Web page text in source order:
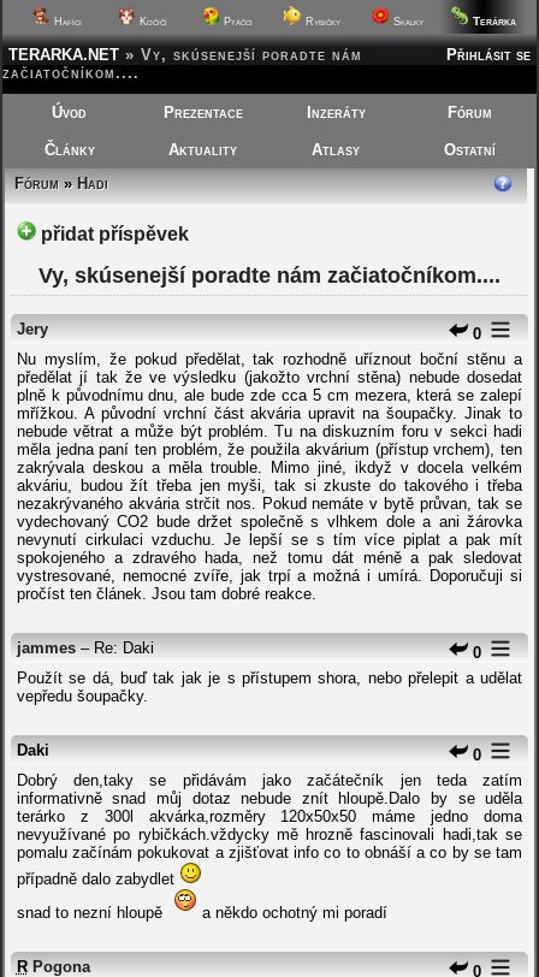
Hafíci Kočičí Ptáčci Rybičky Skalky Terárka
Přihlásit se
TERARKA.NET » Vy, skúsenejší poradte nám
začiatočníkom....
Úvod Prezentace Inzeráty Fórum
Články Aktuality Atlasy
Ostatní
Fórum»Hadi
přidat příspěvek
Vy, skúsenejší poradte nám začiatočníkom....
0
Jery
Nu myslím, že pokud předělat, tak rozhodně uříznout boční stěnu a
předělat jí tak že ve výsledku (jakožto vrchní stěna) nebude dosedat
plně k původnímu dnu, ale bude zde cca 5 cm mezera, která se zalepí
mřížkou. A původní vrchní část akvária upravit na šoupačky. Jinak to
nebude větrat a může být problém. Tu na diskuzním foru v sekci hadi
měla jedna paní ten problém, že použila akvárium (přístup vrchem), ten
zakrývala deskou a měla trouble. Mimo jiné, ikdyž v docela velkém
akváriu, budou žít třeba jen myši, tak si zkuste do takového i třeba
nezakrývaného akvária strčit nos. Pokud nemáte v bytě průvan, tak se
vydechovaný CO2 bude držet společně s vlhkem dole a ani žárovka
nevynutí cirkulaci vzduchu. Je lepší se s tím více piplat a pak mít
spokojeného a zdravého hada, než tomu dát méně a pak sledovat
vystresované, nemocné zvíře, jak trpí a možná i umírá. Doporučuji si
pročíst ten článek. Jsou tam dobré reakce.
0
jammes – Re: Daki
Použít se dá, buď tak jak je s přístupem shora, nebo přelepit a udělat
vepředu šoupačky.
0
Daki
Dobrý den,taky se přidávám jako začátečník jen teda zatím
informativně snad můj dotaz nebude znít hloupě.Dalo by se uděla
terárko z 300l akvárka,rozměry 120x50x50 máme jedno doma
nevyužívané po rybičkách.vždycky mě hrozně fascinovali hadi,tak se
pomalu začínám pokukovat a zjišťovat info co to obnáší a co by se tam
případně dalo zabydlet
snad to nezní hloupě
a někdo ochotný mi poradí
0
R Pogona